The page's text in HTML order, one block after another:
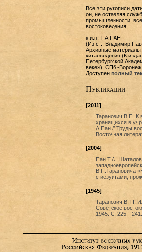
Все эти рукописи
он, не оставляя
промышленности, все
востоковедения.
к.и.н. Т.А.ПАН
(Из ст.: Владимир
Архивные материалы
китаеведения (К
Петербургской
веке»). СПб.-
Доступен полный
Публикации
[2011]
Таранович В.П. К
хранящихся в
А.Пан // Труды
Восточная
[2004]
Пан Т.А.,
В.П.Тарановича
с иезуитами,
[1945]
Таранович В. П.
Советское
1945. С. 225—241.